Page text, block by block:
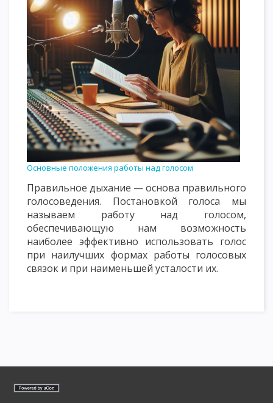
Основные положения работы над голосом
Правильное дыхание — основа правильного
голосоведения. Постановкой голоса мы
называем работу над голосом,
обеспечивающую нам возможность
наиболее эффективно использовать голос
при наилучших формах работы голосовых
связок и при наименьшей усталости их.